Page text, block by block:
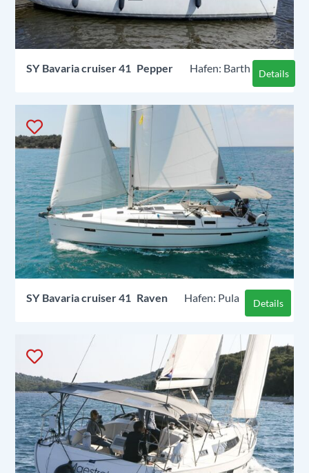
SY Bavaria cruiser 41 Pepper Barth Details
SY Bavaria cruiser 41 Raven Pula Details